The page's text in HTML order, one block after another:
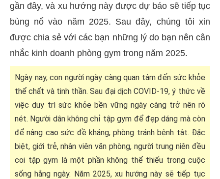
gần đây, và xu hướng này được dự báo sẽ tiếp tục
bùng nổ vào năm 2025. Sau đây, chúng tôi xin
được chia sẻ với các bạn những lý do bạn nên cân
nhắc kinh doanh phòng gym trong năm 2025.
Ngày nay, con người ngày càng quan tâm đến sức khỏe
thể chất và tinh thần. Sau đại dịch COVID-19, ý thức về
việc duy trì sức khỏe bền vững ngày càng trở nên rõ
nét. Người dân không chỉ tập gym để đẹp dáng mà còn
để nâng cao sức đề kháng, phòng tránh bệnh tật. Đặc
biệt, giới trẻ, nhân viên văn phòng, người trung niên đều
coi tập gym là một phần không thể thiếu trong cuộc
sống hằng ngày. Năm 2025, xu hướng này sẽ tiếp tục